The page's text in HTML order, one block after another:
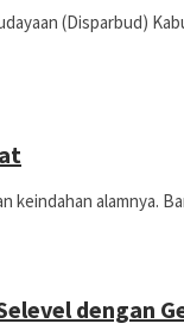
(Disparbud)
keindahan alamnya.
dengan